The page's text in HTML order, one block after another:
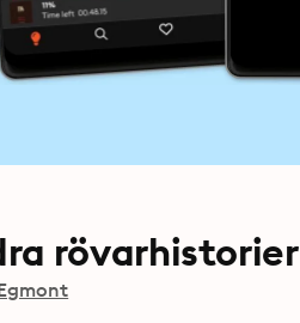
rövarhistorier